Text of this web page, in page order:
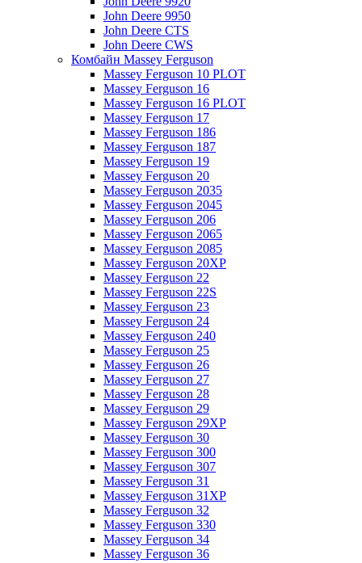
John Deere 9950
John Deere CTS
John Deere CWS
Комбайн Massey Ferguson
Massey Ferguson 10 PLOT
Massey Ferguson 16
Massey Ferguson 16 PLOT
Massey Ferguson 17
Massey Ferguson 186
Massey Ferguson 187
Massey Ferguson 19
Massey Ferguson 20
Massey Ferguson 2035
Massey Ferguson 2045
Massey Ferguson 206
Massey Ferguson 2065
Massey Ferguson 2085
Massey Ferguson 20XP
Massey Ferguson 22
Massey Ferguson 22S
Massey Ferguson 23
Massey Ferguson 24
Massey Ferguson 240
Massey Ferguson 25
Massey Ferguson 26
Massey Ferguson 27
Massey Ferguson 28
Massey Ferguson 29
Massey Ferguson 29XP
Massey Ferguson 30
Massey Ferguson 300
Massey Ferguson 307
Massey Ferguson 31
Massey Ferguson 31XP
Massey Ferguson 32
Massey Ferguson 330
Massey Ferguson 34
Massey Ferguson 36